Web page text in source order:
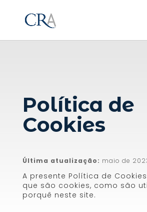
Política de
Cookies
Última atualização: maio de
A presente Política de
que são cookies, como são
porquê neste site.